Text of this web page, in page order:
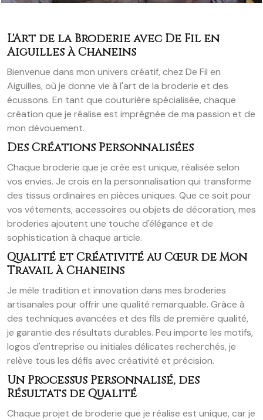
L'Art de la Broderie avec De Fil en
Aiguilles à Chaneins
Bienvenue dans mon univers créatif, chez De Fil en
Aiguilles, où je donne vie à l'art de la broderie et des
écussons. En tant que couturière spécialisée, chaque
création que je réalise est imprégnée de ma passion et de
mon dévouement.
Des Créations Personnalisées
Chaque broderie que je crée est unique, réalisée selon
vos envies. Je crois en la personnalisation qui transforme
des tissus ordinaires en pièces uniques. Que ce soit pour
vos vêtements, accessoires ou objets de décoration, mes
broderies ajoutent une touche d'élégance et de
sophistication à chaque article.
Qualité et Créativité au Cœur de Mon
Travail à Chaneins
Je mêle tradition et innovation dans mes broderies
artisanales pour offrir une qualité remarquable. Grâce à
des techniques avancées et des fils de première qualité,
je garantie des résultats durables. Peu importe les motifs,
logos d'entreprise ou initiales délicates recherchés, je
relève tous les défis avec créativité et précision.
Un Processus Personnalisé, des
Résultats de Qualité
Chaque projet de broderie que je réalise est unique, car je